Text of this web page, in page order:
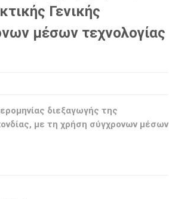
Γενικής
μέσων τεχνολογίας
διεξαγωγής της
με τη χρήση σύγχρονων μέσων